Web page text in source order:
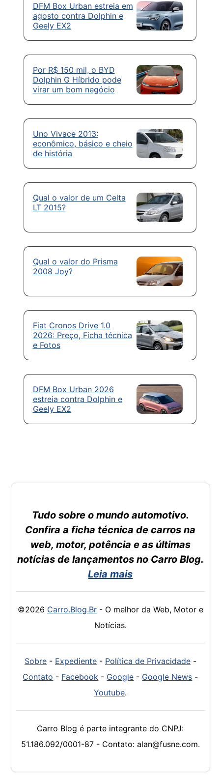
DFM Box Urban estreia em
agosto contra Dolphin e
Geely EX2
Por R$ 150 mil, o BYD
Dolphin G Híbrido pode
virar um bom negócio
Uno Vivace 2013:
econômico, básico e cheio
de história
Qual o valor de um Celta
LT 2015?
Qual o valor do Prisma
2008 Joy?
Fiat Cronos Drive 1.0
2026: Preço, Ficha técnica
e Fotos
DFM Box Urban 2026
estreia contra Dolphin e
Geely EX2
Tudo sobre o mundo automotivo.
Confira a ficha técnica de carros na
web, motor, potência e as últimas
notícias de lançamentos no Carro Blog.
Leia mais
©2026 Carro.Blog.Br- O melhor da Web, Motor e
Notícias.
Sobre- Expediente- Política de Privacidade-
Contato - Facebook - Google - Google News -
Youtube.
Carro Blog é parte integrante do CNPJ:
51.186.092/0001-87 - Contato: alan@fusne.com.